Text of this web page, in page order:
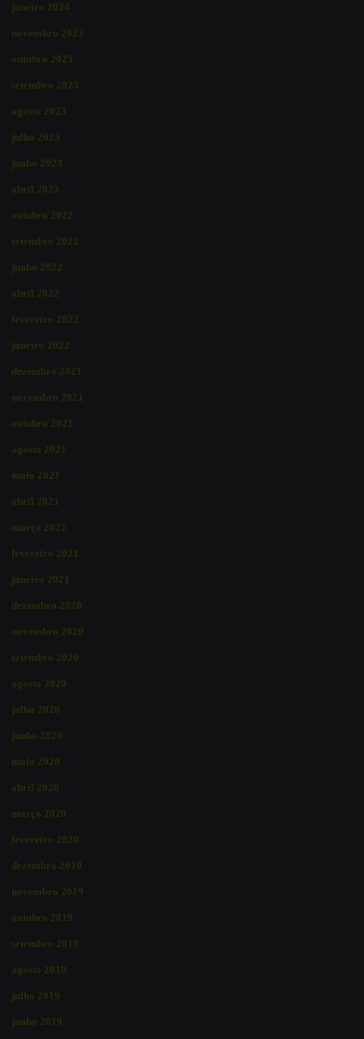
janeiro 2024
novembro 2023
outubro 2023
setembro 2023
agosto 2023
julho 2023
junho 2023
abril 2023
outubro 2022
setembro 2022
junho 2022
abril 2022
fevereiro 2022
janeiro 2022
dezembro 2021
novembro 2021
outubro 2021
agosto 2021
maio 2021
abril 2021
março 2021
fevereiro 2021
janeiro 2021
dezembro 2020
novembro 2020
setembro 2020
agosto 2020
julho 2020
junho 2020
maio 2020
abril 2020
março 2020
fevereiro 2020
dezembro 2019
novembro 2019
outubro 2019
setembro 2019
agosto 2019
julho 2019
junho 2019